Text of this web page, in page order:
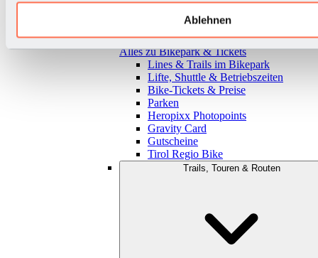
Ablehnen
Zurück
Alles zu Bikepark & Tickets
Lines & Trails im Bikepark
Lifte, Shuttle & Betriebszeiten
Bike-Tickets & Preise
Parken
Heropixx Photopoints
Gravity Card
Gutscheine
Tirol Regio Bike
Trails, Touren & Routen